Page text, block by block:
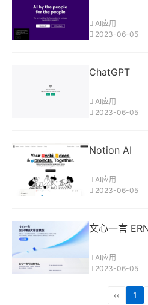
AI应用
2023-06-05
ChatGPT
AI应用
2023-06-05
Notion AI
AI应用
2023-06-05
文心一言
AI应用
2023-06-05
‹‹ 1